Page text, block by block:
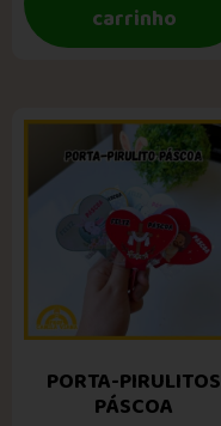
carrinho
PORTA-PIRULITOS
PÁSCOA